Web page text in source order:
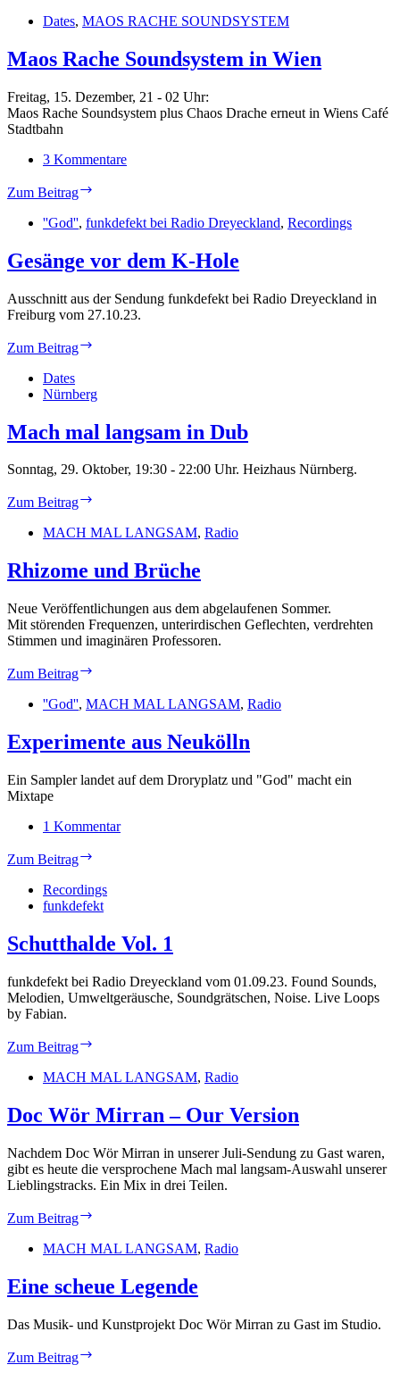
Dates, MAOS RACHE SOUNDSYSTEM
Maos Rache Soundsystem in Wien
Freitag, 15. Dezember, 21 - 02 Uhr:
Maos Rache Soundsystem plus Chaos Drache erneut in Wiens Café
Stadtbahn
3 Kommentare
Zum Beitrag
Soundsystem
''God'', funkdefekt bei Radio Dreyeckland, Recordings
Gesänge vor dem K-Hole
Ausschnitt aus der Sendung funkdefekt bei Radio Dreyeckland in
Freiburg vom 27.10.23.
Zum Beitrag
K-
Dates
Nürnberg
Mach mal langsam in Dub
Sonntag, 29. Oktober, 19:30 - 22:00 Uhr. Heizhaus Nürnberg.
Zum Beitrag
langsam
MACH MAL LANGSAM, Radio
Rhizome und Brüche
Neue Veröffentlichungen aus dem abgelaufenen Sommer.
Mit störenden Frequenzen, unterirdischen Geflechten, verdrehten
Stimmen und imaginären Professoren.
Zum Beitrag
Brüche
''God'', MACH MAL LANGSAM, Radio
Experimente aus Neukölln
Ein Sampler landet auf dem Droryplatz und "God" macht ein
Mixtape
1 Kommentar
Zum Beitrag
Neukölln
Recordings
funkdefekt
Schutthalde Vol. 1
funkdefekt bei Radio Dreyeckland vom 01.09.23. Found Sounds,
Melodien, Umweltgeräusche, Soundgrätschen, Noise. Live Loops
by Fabian.
Zum Beitrag
1
MACH MAL LANGSAM, Radio
Doc Wör Mirran – Our Version
Nachdem Doc Wör Mirran in unserer Juli-Sendung zu Gast waren,
gibt es heute die versprochene Mach mal langsam-Auswahl unserer
Lieblingstracks. Ein Mix in drei Teilen.
Zum Beitrag
Mirran
Version
MACH MAL LANGSAM, Radio
Eine scheue Legende
Das Musik- und Kunstprojekt Doc Wör Mirran zu Gast im Studio.
Zum Beitrag